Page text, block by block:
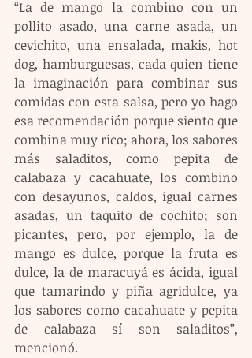
“La de mango la combino con un
pollito asado, una carne asada, un
cevichito, una ensalada, makis, hot
dog, hamburguesas, cada quien tiene
la imaginación para combinar sus
comidas con esta salsa, pero yo hago
esa recomendación porque siento que
combina muy rico; ahora, los sabores
más saladitos, como pepita de
calabaza y cacahuate, los combino
con desayunos, caldos, igual carnes
asadas, un taquito de cochito; son
picantes, pero, por ejemplo, la de
mango es dulce, porque la fruta es
dulce, la de maracuyá es ácida, igual
que tamarindo y piña agridulce, ya
los sabores como cacahuate y pepita
de calabaza sí son saladitos”,
mencionó.